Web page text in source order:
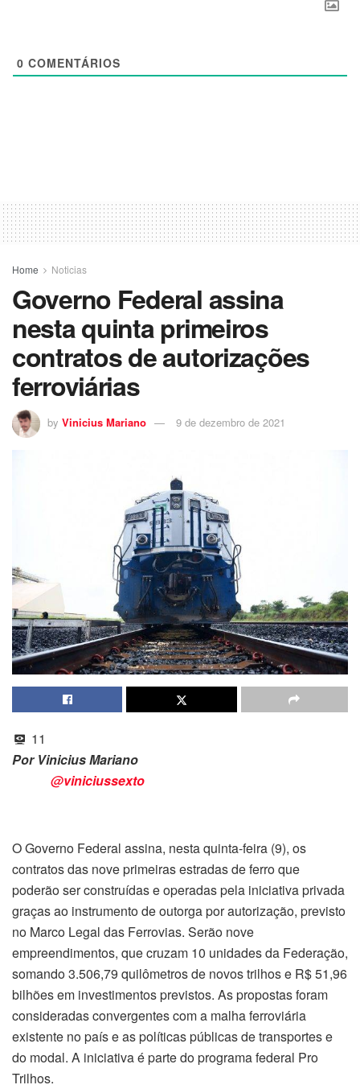
0 COMENTÁRIOS
Home Noticias
Governo Federal assina
nesta quinta primeiros
contratos de autorizações
ferroviárias
by Vinicius Mariano 9 de dezembro de 2021
11
Por Vinicius Mariano
@viniciussexto
O Governo Federal assina, nesta quinta-feira (9), os
contratos das nove primeiras estradas de ferro que
poderão ser construídas e operadas pela iniciativa privada
graças ao instrumento de outorga por autorização, previsto
no Marco Legal das Ferrovias. Serão nove
empreendimentos, que cruzam 10 unidades da Federação,
somando 3.506,79 quilômetros de novos trilhos e R$ 51,96
bilhões em investimentos previstos. As propostas foram
consideradas convergentes com a malha ferroviária
existente no país e as políticas públicas de transportes e
do modal. A iniciativa é parte do programa federal Pro
Trilhos.